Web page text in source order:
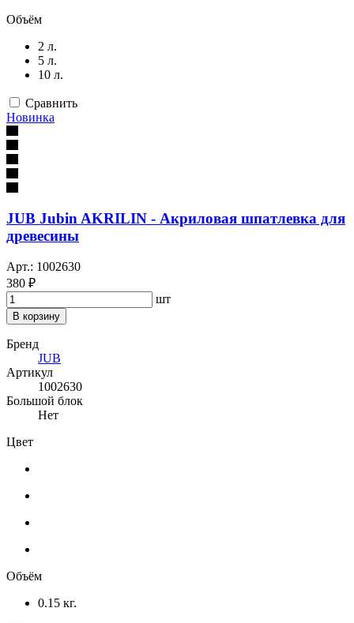
Объём
2 л.
5 л.
10 л.
Сравнить
Новинка
JUB Jubin AKRILIN - Акриловая шпатлевка для
древесины
Арт.: 1002630
380 ₽
шт
В корзину
Бренд
JUB
Артикул
1002630
Большой блок
Нет
Цвет
Объём
0.15 кг.